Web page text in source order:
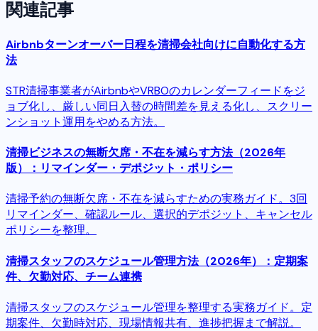
関連記事
Airbnbターンオーバー日程を清掃会社向けに自動化する方
法
STR清掃事業者がAirbnbやVRBOのカレンダーフィードをジ
ョブ化し、厳しい同日入替の時間差を見える化し、スクリー
ンショット運用をやめる方法。
清掃ビジネスの無断欠席・不在を減らす方法（2026年
版）：リマインダー・デポジット・ポリシー
清掃予約の無断欠席・不在を減らすための実務ガイド。3回
リマインダー、確認ルール、選択的デポジット、キャンセル
ポリシーを整理。
清掃スタッフのスケジュール管理方法（2026年）：定期案
件、欠勤対応、チーム連携
清掃スタッフのスケジュール管理を整理する実務ガイド。定
期案件、欠勤時対応、現場情報共有、進捗把握まで解説。